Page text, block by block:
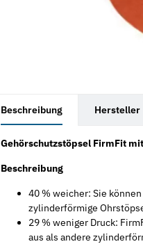
Beschreibung Hersteller
Gehörschutzstöpsel FirmFit
Beschreibung
40 % weicher: Sie
zylinderförmige
29 % weniger Druck:
aus als andere